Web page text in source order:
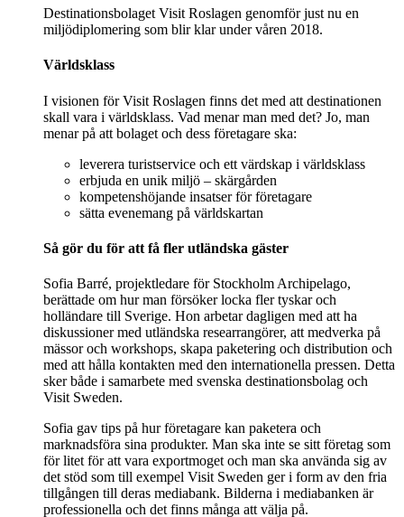
Destinationsbolaget Visit Roslagen genomför just nu en
miljödiplomering som blir klar under våren 2018.
Världsklass
I visionen för Visit Roslagen finns det med att destinationen
skall vara i världsklass. Vad menar man med det? Jo, man
menar på att bolaget och dess företagare ska:
leverera turistservice och ett värdskap i världsklass
erbjuda en unik miljö – skärgården
kompetenshöjande insatser för företagare
sätta evenemang på världskartan
Så gör du för att få fler utländska gäster
Sofia Barré, projektledare för Stockholm Archipelago,
berättade om hur man försöker locka fler tyskar och
holländare till Sverige. Hon arbetar dagligen med att ha
diskussioner med utländska researrangörer, att medverka på
mässor och workshops, skapa paketering och distribution och
med att hålla kontakten med den internationella pressen. Detta
sker både i samarbete med svenska destinationsbolag och
Visit Sweden.
Sofia gav tips på hur företagare kan paketera och
marknadsföra sina produkter. Man ska inte se sitt företag som
för litet för att vara exportmoget och man ska använda sig av
det stöd som till exempel Visit Sweden ger i form av den fria
tillgången till deras mediabank. Bilderna i mediabanken är
professionella och det finns många att välja på.